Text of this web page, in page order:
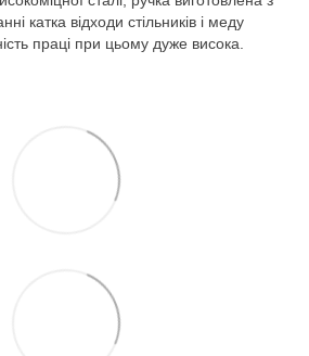
катка відходи стільників і меду
праці при цьому дуже висока.